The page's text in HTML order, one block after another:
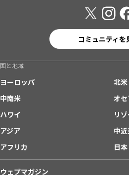
コミュニティを
国と地域
ヨーロッパ
北米
中南米
オ
ハワイ
リ
アジア
中
アフリカ
日本
ウェブマガジン